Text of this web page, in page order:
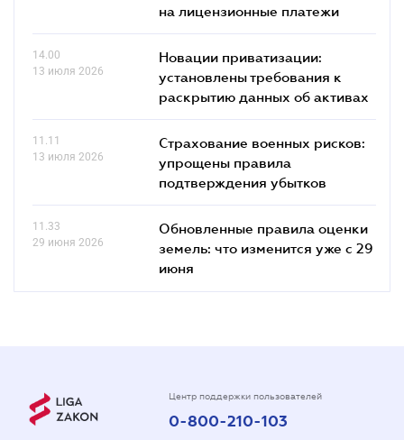
на лицензионные платежи
14.00
13 июля 2026
Новации приватизации:
установлены требования к
раскрытию данных об активах
11.11
13 июля 2026
Страхование военных рисков:
упрощены правила
подтверждения убытков
11.33
29 июня 2026
Обновленные правила оценки
земель: что изменится уже с 29
июня
Центр поддержки пользователей
0-800-210-103